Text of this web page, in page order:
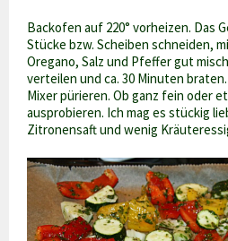
Backofen auf 220° vorheizen. Das
Stücke bzw. Scheiben schneiden,
Oregano, Salz und Pfeffer gut
verteilen und ca. 30 Minuten
Mixer pürieren. Ob ganz fein oder
ausprobieren. Ich mag es stückig
Zitronensaft und wenig